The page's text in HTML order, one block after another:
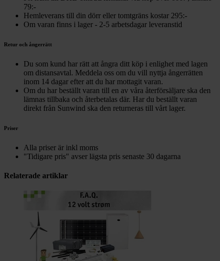
79:-
Hemleverans till din dörr eller tomtgräns kostar 295:-
Om varan finns i lager - 2-5 arbetsdagar leveranstid
Retur och ångerrätt
Du som kund har rätt att ångra ditt köp i enlighet med lagen
om distansavtal. Meddela oss om du vill nyttja ångerrätten
inom 14 dagar efter att du har mottagit varan.
Om du har beställt varan till en av våra återförsäljare ska den
lämnas tillbaka och återbetalas där. Har du beställt varan
direkt från Sunwind ska den returneras till vårt lager.
Priser
Alla priser är inkl moms
"Tidigare pris" avser lägsta pris senaste 30 dagarna
Relaterade artiklar